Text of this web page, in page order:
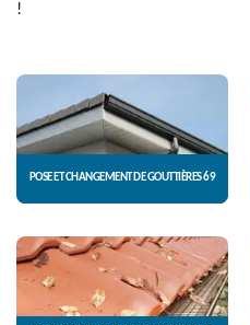
!
POSE ET CHANGEMENT DE GOUTTIÈRES 69